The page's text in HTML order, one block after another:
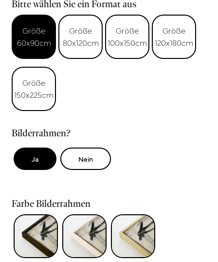
Bitte wählen Sie ein Format aus
Größe
60x90cm
Größe
80x120cm
Größe
100x150cm
Größe
120x180cm
Größe
150x225cm
Bilderrahmen?
Ja Nein
Farbe Bilderrahmen